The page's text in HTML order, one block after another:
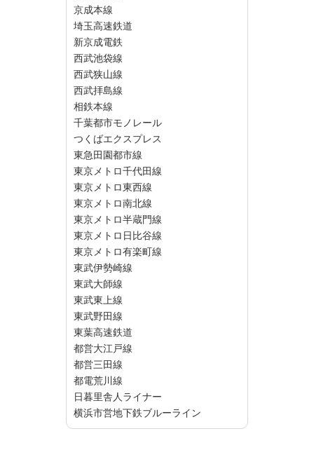
京成本線
埼玉高速鉄道
新京成電鉄
西武池袋線
西武狭山線
西武拝島線
相鉄本線
千葉都市モノレール
つくばエクスプレス
東急田園都市線
東京メトロ千代田線
東京メトロ東西線
東京メトロ南北線
東京メトロ半蔵門線
東京メトロ日比谷線
東京メトロ有楽町線
東武伊勢崎線
東武大師線
東武東上線
東武野田線
東葉高速鉄道
都営大江戸線
都営三田線
都電荒川線
日暮里舎人ライナー
横浜市営地下鉄ブルーライン